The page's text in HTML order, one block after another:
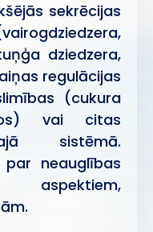
sekrēcijas
dziedzera,
regulācijas
(cukura
vai citas
sistēmā.
par neauglības